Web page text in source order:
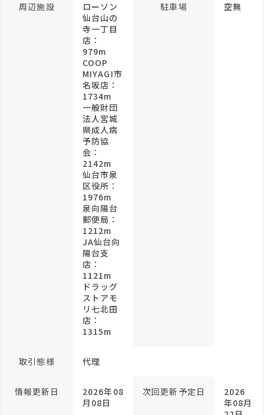
周辺施設
ローソン
仙台山の
寺一丁目
店：
979m
COOP
MIYAGI市
名坂店：
1734m
一般財団
法人宮城
県成人病
予防協
会：
2142m
仙台市泉
区役所：
1976m
泉向陽台
郵便局：
1212m
JA仙台向
陽台支
店：
1121m
ドラッグ
ストアモ
リ七北田
店：
1315m
駐車場 空無
取引態様 代理
情報更新日
2026年08
月08日
次回更新予定日
2026
年08月